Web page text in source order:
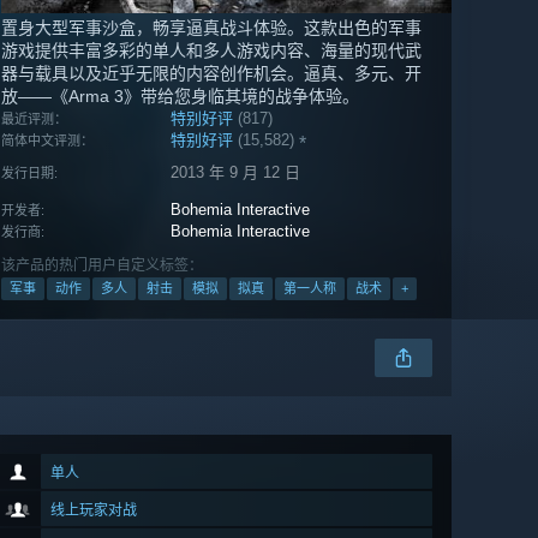
置身大型军事沙盒，畅享逼真战斗体验。这款出色的军事
游戏提供丰富多彩的单人和多人游戏内容、海量的现代武
器与载具以及近乎无限的内容创作机会。逼真、多元、开
放——《Arma 3》带给您身临其境的战争体验。
最近评测： 特别好评 (817)
简体中文评测： 特别好评 (15,582)*
发行日期: 2013 年 9 月 12 日
开发者: Bohemia Interactive
发行商: Bohemia Interactive
该产品的热门用户自定义标签：
军事 动作 多人 射击 模拟 拟真 第一人称 战术 +
单人
线上玩家对战